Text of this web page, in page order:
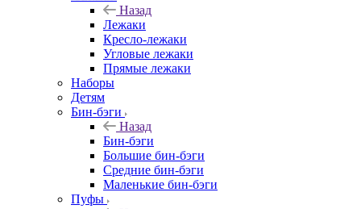
Назад
Лежаки
Кресло-лежаки
Угловые лежаки
Прямые лежаки
Наборы
Детям
Бин-бэги
Назад
Бин-бэги
Большие бин-бэги
Средние бин-бэги
Маленькие бин-бэги
Пуфы